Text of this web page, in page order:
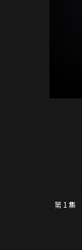
第 1 集